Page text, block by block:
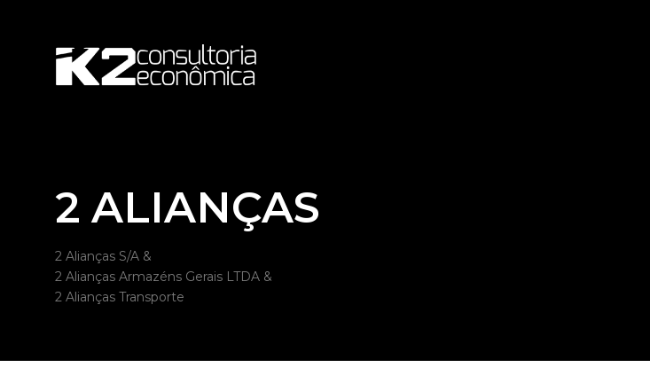
2 ALIANÇAS
2 Alianças S/A &
2 Alianças Armazéns Gerais LTDA &
2 Alianças Transporte